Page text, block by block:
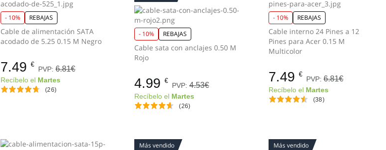
- 10% REBAJAS
Cable de alimentación SATA
acodado de 5.25 0.15 M Negro
7.49 €
PVP: 6.81€
Recíbelo el Martes
(26)
- 10% REBAJAS
Cable sata con anclajes 0.50 M
Rojo
4.99 €
PVP:4.53€
Recíbelo el Martes
(26)
- 10% REBAJAS
Cable interno 24 Pines a 12
Pines para Acer 0.15 M
Multicolor
7.49 €
PVP: 6.81€
Recíbelo el Martes
(38)
Más vendido Más vendido